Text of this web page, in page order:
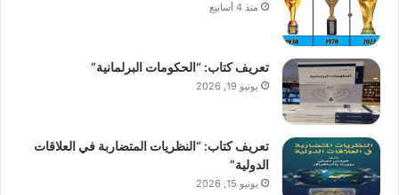
منذ 4 أسابيع
تعريف كتاب: “الحكومات البرلمانية”
يونيو 19, 2026
تعريف كتاب: “النظريات المتضاربة في العلاقات
الدولية”
يونيو 15, 2026